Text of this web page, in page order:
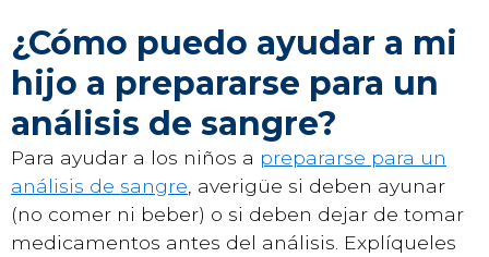
¿Cómo puedo ayudar a mi
hijo a prepararse para un
análisis de sangre?
Para ayudar a los niños a prepararse para un
análisis de sangre , averigüe si deben ayunar
(no comer ni beber) o si deben dejar de tomar
medicamentos antes del análisis. Explíqueles